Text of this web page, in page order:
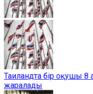
Таиландта бір оқушы 8
жаралады